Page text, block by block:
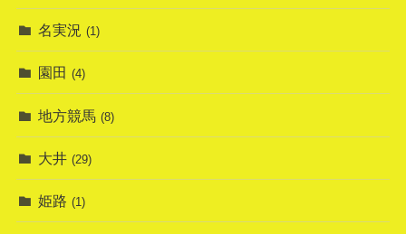
名実況 (1)
園田 (4)
地方競馬 (8)
大井 (29)
姫路 (1)